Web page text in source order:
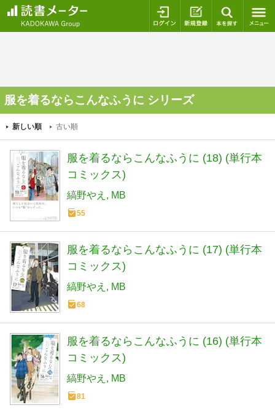
ログイン 新規登録
服を着るならこんなふうに シリーズ
新しい順 古い順
服を着るならこんなふうに (18) (単行本
コミックス)
縞野やえ MB
55
服を着るならこんなふうに (17) (単行本
コミックス)
縞野やえ MB
68
服を着るならこんなふうに (16) (単行本
コミックス)
縞野やえ MB
81